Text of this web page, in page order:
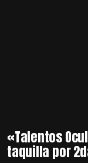
«Talentos
taquilla por